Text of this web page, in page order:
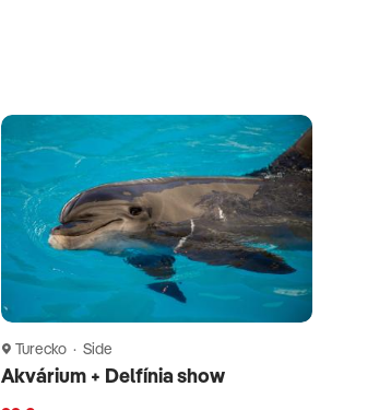
Turecko · Side
Akvárium + Delfínia show